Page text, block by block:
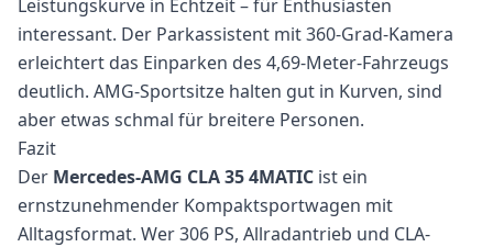
Leistungskurve in Echtzeit – für Enthusiasten
interessant. Der Parkassistent mit 360-Grad-Kamera
erleichtert das Einparken des 4,69-Meter-Fahrzeugs
deutlich. AMG-Sportsitze halten gut in Kurven, sind
aber etwas schmal für breitere Personen.
Fazit
Der Mercedes-AMG CLA 35 4MATIC ist ein
ernstzunehmender Kompaktsportwagen mit
Alltagsformat. Wer 306 PS, Allradantrieb und CLA-